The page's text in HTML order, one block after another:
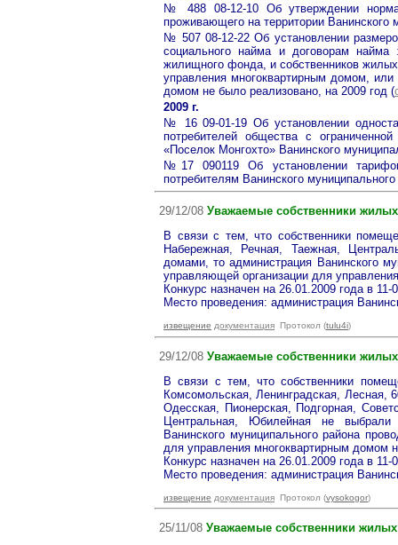
№ 488 08-12-10 Об утверждении
проживающего на территории Ванинского
№ 507 08-12-22 Об установлении
социального найма и договорам найма
жилищного фонда, и собственников
управления многоквартирным домом,
домом не было реализовано, на 2009 год (
2009 г.
№ 16 09-01-19 Об установлении
потребителей общества с
«Поселок Монгохто» Ванинского
№17 090119 Об установлении
потребителям Ванинского
29/12/08 Уважаемые собственники
В связи с тем, что собственники
Набережная, Речная, Таежная,
домами, то администрация Ванинского
управляющей организации для
Конкурс назначен на 26.01.2009 года в 11-
Место проведения: администрация
извещение документация Протокол (tulu4i)
29/12/08 Уважаемые собственники
В связи с тем, что собственники
Комсомольская, Ленинградская, Лесная,
Одесская, Пионерская, Подгорная,
Центральная, Юбилейная не
Ванинского муниципального района
для управления многоквартирным
Конкурс назначен на 26.01.2009 года в 11-
Место проведения: администрация
извещение документация Протокол (vysokogor)
25/11/08 Уважаемые собственники